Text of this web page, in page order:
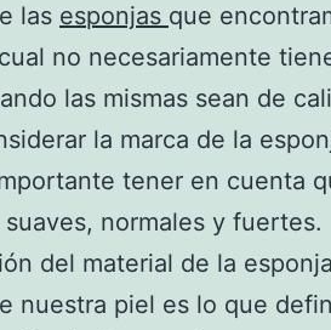
las esponjas que
no necesariamente
las mismas sean de
la marca de la
tener en cuenta
normales y fuertes.
del material de la
nuestra piel es lo que